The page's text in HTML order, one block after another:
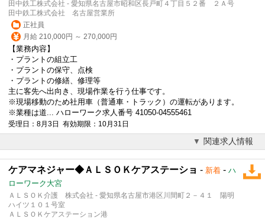
田中鉄工株式会社 - 愛知県名古屋市昭和区長戸町４丁目５２番 ２Ａ号
田中鉄工株式会社 名古屋営業所
正社員
月給 210,000円 ～ 270,000円
【業務内容】
・プラントの組立工
・プラントの保守、点検
・プラントの修繕、修理等
主に客先へ出向き、現場作業を行う仕事です。
※現場移動のため社用車（普通車・トラック）の運転があります。
※業種は道... ハローワーク求人番号 41050-04555461
受理日：8月3日 有効期限：10月31日
関連求人情報
ケアマネジャー◆ＡＬＳＯＫケアステーショ - 新着 - ハ
ローワーク大宮
ＡＬＳＯＫ介護 株式会社 - 愛知県名古屋市港区川間町２－４１ 陽明
ハイツ１０１号室
ＡＬＳＯＫケアステーション港